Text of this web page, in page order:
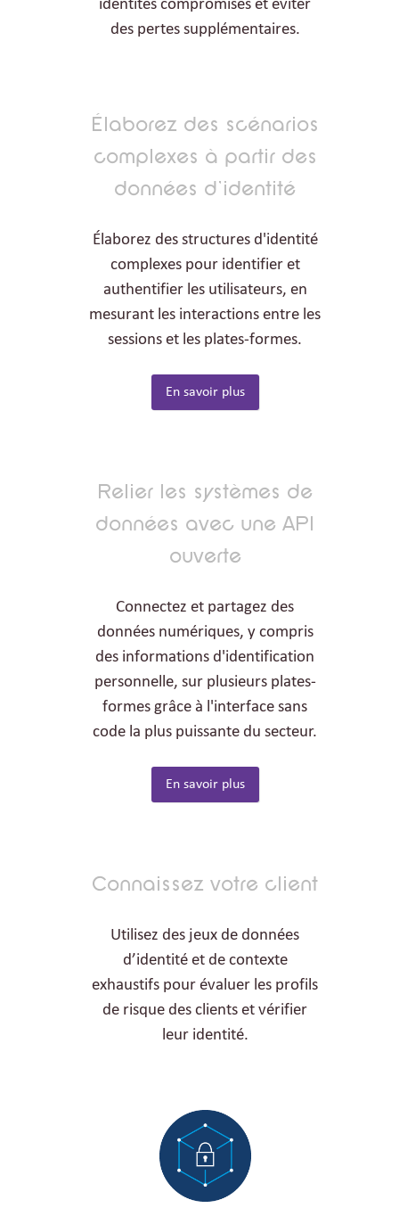
identités compromises et éviter
des pertes supplémentaires.
Élaborez des scénarios
complexes à partir des
données d’identité
Élaborez des structures d'identité
complexes pour identifier et
authentifier les utilisateurs, en
mesurant les interactions entre les
sessions et les plates-formes.
En savoir plus
Relier les systèmes de
données avec une API
ouverte
Connectez et partagez des
données numériques, y compris
des informations d'identification
personnelle, sur plusieurs plates-
formes grâce à l'interface sans
code la plus puissante du secteur.
En savoir plus
Connaissez votre client
Utilisez des jeux de données
d’identité et de contexte
exhaustifs pour évaluer les profils
de risque des clients et vérifier
leur identité.